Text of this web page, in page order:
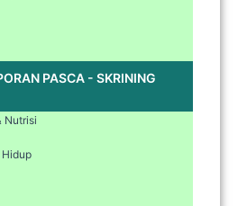
PASCA - SKRINING
Nutrisi